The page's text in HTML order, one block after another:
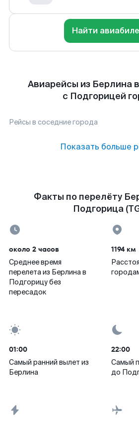
Найти
Авиарейсы из Берлина
с Подгорицей
Рейсы в соседние города
Показать больше
Факты по перелёту
Подгорица
около 2 часов
Среднее время
перелета из Берлина в
Подгорицу без
пересадок
1194 км
01:00
Самый ранний вылет из
Берлина
22:00
Самый
до